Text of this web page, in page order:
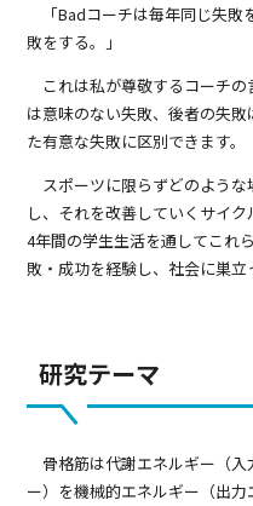
「Badコーチは毎年同じ失敗
敗をする。」
これは私が尊敬するコーチの
は意味のない失敗、後者の失
た有意な失敗に区別できます。
スポーツに限らずどのような
し、それを改善していくサイク
4年間の学生生活を通してこれ
敗・成功を経験し、社会に巣立
研究テーマ
骨格筋は代謝エネルギー（入
ー）を機械的エネルギー（出